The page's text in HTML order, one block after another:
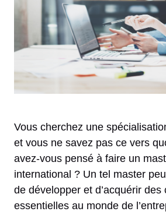
Vous cherchez une
et vous ne savez pas ce vers
avez-vous pensé à faire un
international ? Un tel master
de développer et d’acquérir des
essentielles au monde de